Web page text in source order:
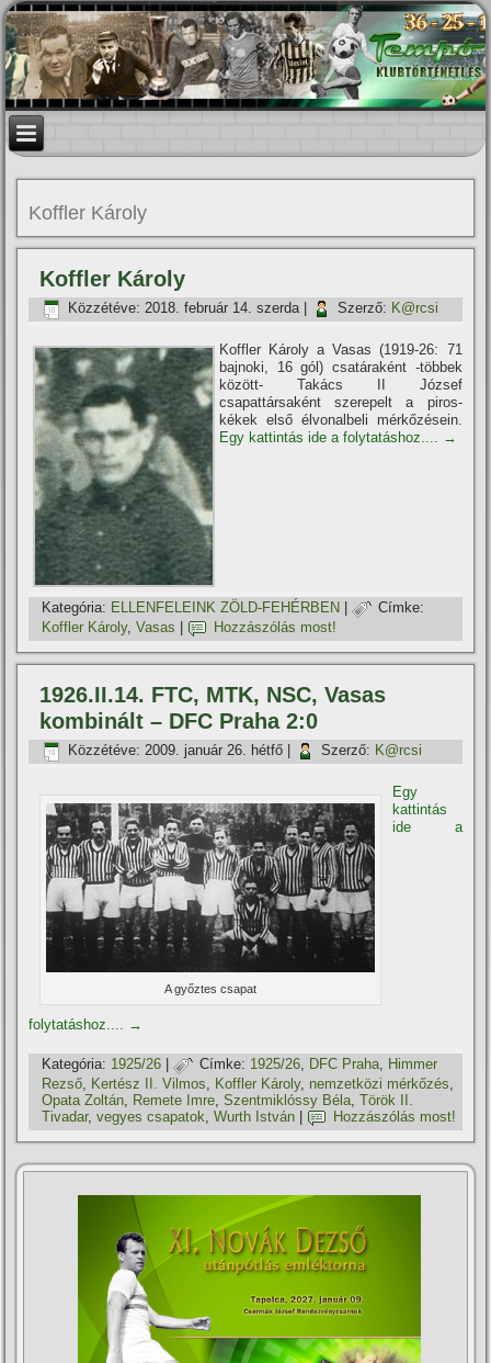
Koffler Károly
Koffler Károly
Közzétéve: 2018. február 14. szerda| Szerző: K@rcsi
Koffler Károly a Vasas (1919-26: 71
bajnoki, 16 gól) csatáraként -többek
között- Takács II József
csapattársaként szerepelt a piros-
kékek első élvonalbeli mérkőzésein.
Egy kattintás ide a folytatáshoz.... →
Kategória: ELLENFELEINK ZÖLD-FEHÉRBEN
Címke:
Koffler Károly,Vasas Hozzászólás most!
1926.II.14. FTC, MTK, NSC, Vasas
kombinált – DFC Praha 2:0
Közzétéve: 2009. január 26. hétfő Szerző: K@rcsi
A győztes csapat
Egy
kattintás
ide a
folytatáshoz.... →
Kategória: 1925/26 | Címke: 1925/26, DFC Praha, Himmer
Rezső Kertész II. Vilmos Koffler Károly, nemzetközi mérkőzés
Opata Zoltán Remete Imre ,Szentmiklóssy Béla ,Török II.
Tivadar,vegyes csapatok,Wurth István Hozzászólás most!